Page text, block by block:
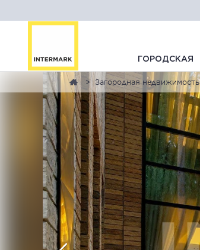
ГОРОДСКАЯ
Загородная недвижимость